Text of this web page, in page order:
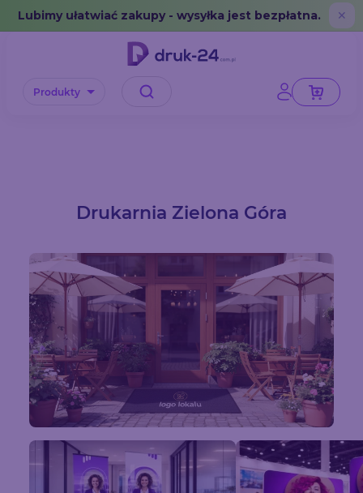
Error: No data in cache or invalid format
Lubimy ułatwiać zakupy - wysyłka jest bezpłatna. ✕
Produkty
Drukarnia Zielona Góra